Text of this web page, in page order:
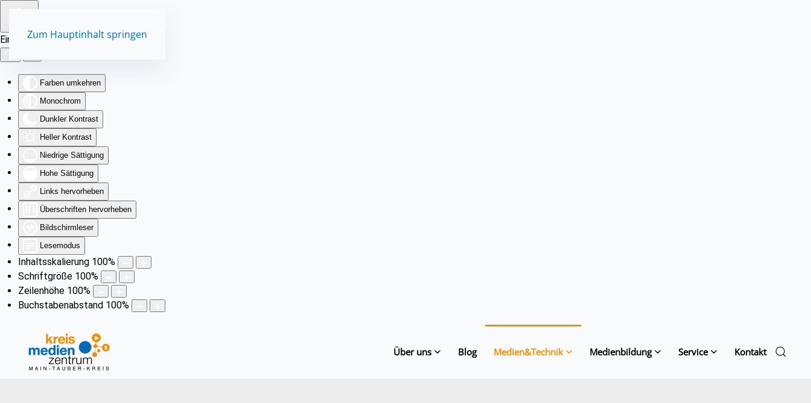
Eingabehilfen öffnen
Farben umkehren
Monochrom
Dunkler Kontrast
Heller Kontrast
Niedrige Sättigung
Hohe Sättigung
Links hervorheben
Überschriften hervorheben
Bildschirmleser
Lesemodus
Inhaltsskalierung 100%
Schriftgröße 100%
Zeilenhöhe 100%
Buchstabenabstand 100%
Zum Hauptinhalt springen
Über uns Blog Medien&Technik Medienbildung Service Kontakt